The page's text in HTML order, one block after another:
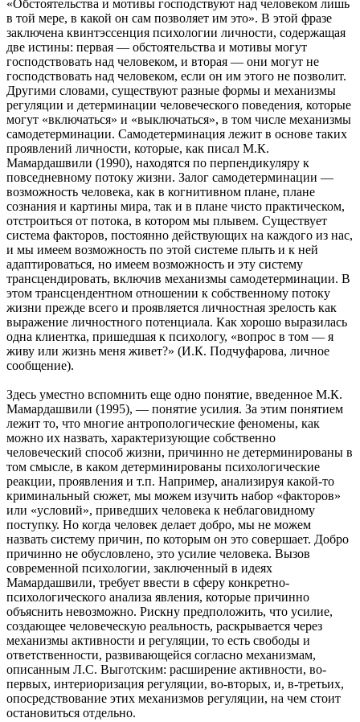
«Обстоятельства и мотивы господствуют над человеком лишь
в той мере, в какой он сам позволяет им это». В этой фразе
заключена квинтэссенция психологии личности, содержащая
две истины: первая — обстоятельства и мотивы могут
господствовать над человеком, и вторая — они могут не
господствовать над человеком, если он им этого не позволит.
Другими словами, существуют разные формы и механизмы
регуляции и детерминации человеческого поведения, которые
могут «включаться» и «выключаться», в том числе механизмы
самодетерминации. Самодетерминация лежит в основе таких
проявлений личности, которые, как писал М.К.
Мамардашвили (1990), находятся по перпендикуляру к
повседневному потоку жизни. Залог самодетерминации —
возможность человека, как в когнитивном плане, плане
сознания и картины мира, так и в плане чисто практическом,
отстроиться от потока, в котором мы плывем. Существует
система факторов, постоянно действующих на каждого из нас,
и мы имеем возможность по этой системе плыть и к ней
адаптироваться, но имеем возможность и эту систему
трансцендировать, включив механизмы самодетерминации. В
этом трансцендентном отношении к собственному потоку
жизни прежде всего и проявляется личностная зрелость как
выражение личностного потенциала. Как хорошо выразилась
одна клиентка, пришедшая к психологу, «вопрос в том — я
живу или жизнь меня живет?» (И.К. Подчуфарова, личное
сообщение).
Здесь уместно вспомнить еще одно понятие, введенное М.К.
Мамардашвили (1995), — понятие усилия. За этим понятием
лежит то, что многие антропологические феномены, как
можно их назвать, характеризующие собственно
человеческий способ жизни, причинно не детерминированы в
том смысле, в каком детерминированы психологические
реакции, проявления и т.п. Например, анализируя какой-то
криминальный сюжет, мы можем изучить набор «факторов»
или «условий», приведших человека к неблаговидному
поступку. Но когда человек делает добро, мы не можем
назвать систему причин, по которым он это совершает. Добро
причинно не обусловлено, это усилие человека. Вызов
современной психологии, заключенный в идеях
Мамардашвили, требует ввести в сферу конкретно-
психологического анализа явления, которые причинно
объяснить невозможно. Рискну предположить, что усилие,
создающее человеческую реальность, раскрывается через
механизмы активности и регуляции, то есть свободы и
ответственности, развивающейся согласно механизмам,
описанным Л.С. Выготским: расширение активности, во-
первых, интериоризация регуляции, во-вторых, и, в-третьих,
опосредствование этих механизмов регуляции, на чем стоит
остановиться отдельно.